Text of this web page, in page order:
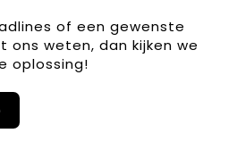
of een gewenste
ons weten, dan kijken we
oplossing!